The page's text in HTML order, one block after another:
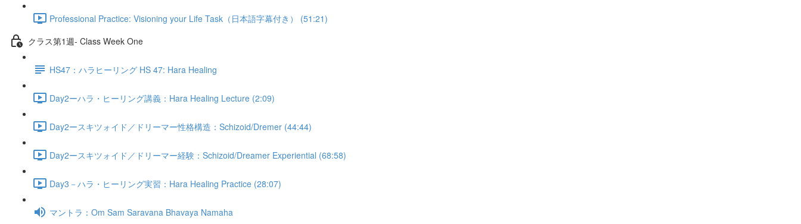
Professional Practice: Visioning your Life Task（日本語字幕付き） (51:21)
クラス第1週- Class Week One
HS47：ハラヒーリング HS 47: Hara Healing
Day2ーハラ・ヒーリング講義：Hara Healing Lecture (2:09)
Day2ースキツォイド／ドリーマー性格構造：Schizoid/Dremer (44:44)
Day2ースキツォイド／ドリーマー経験：Schizoid/Dreamer Experiential (68:58)
Day3－ハラ・ヒーリング実習：Hara Healing Practice (28:07)
マントラ：Om Sam Saravana Bhavaya Namaha